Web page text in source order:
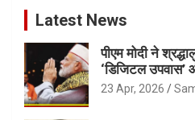
Latest News
पीएम मोदी ने
‘डिजिटल उपवास’
23 Apr, 2026